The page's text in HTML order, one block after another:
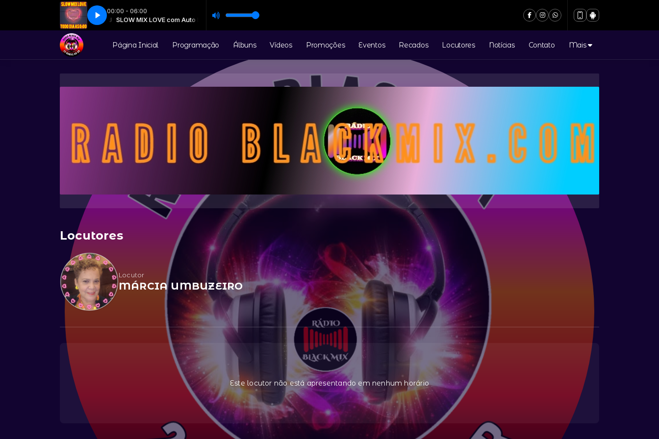
00:00 - 06:00
SLOW MIX LOVE com Auto DJ SLOW MIX LOVE com Auto DJ
059
Página Inicial Programação Álbuns Vídeos Promoções Eventos Recados Locutores Notícias Contato Mais
Locutores
Locutor
MÁRCIA UMBUZEIRO
Este locutor não está apresentando em nenhum horário